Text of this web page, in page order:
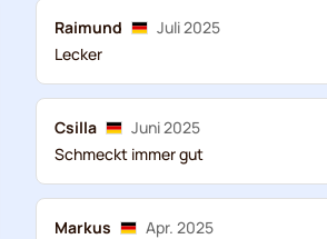
Raimund
Juli 2025
Lecker
Csilla
Juni 2025
Schmeckt immer gut
Markus
Apr. 2025